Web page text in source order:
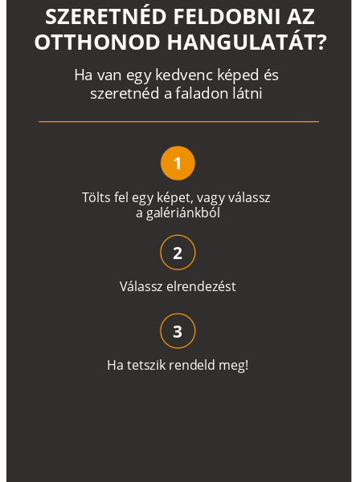
Tölts fel egy képet, vagyválassz
a galériánkból
Ha van egy kedvenc képed és
szeretnéd a faladon látni
SZERETNÉD FELDOBNI AZ
OTTHONOD HANGULATÁT?
1
Válassz elrendezést
2
Ha tetszik rendeld meg!
3